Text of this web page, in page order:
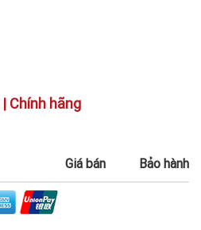
Chính hãng
Giá bán Bảo hành